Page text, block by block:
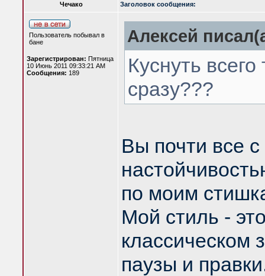
Чечако Заголовок сообщения:
Пользователь побывал в
бане
Зарегистрирован: Пятница
10 Июнь 2011 09:33:21 AM
Сообщения: 189
Алексей
Куснуть
сразу???
Вы почти все
по моим
Мой стиль -
классическом
паузы и